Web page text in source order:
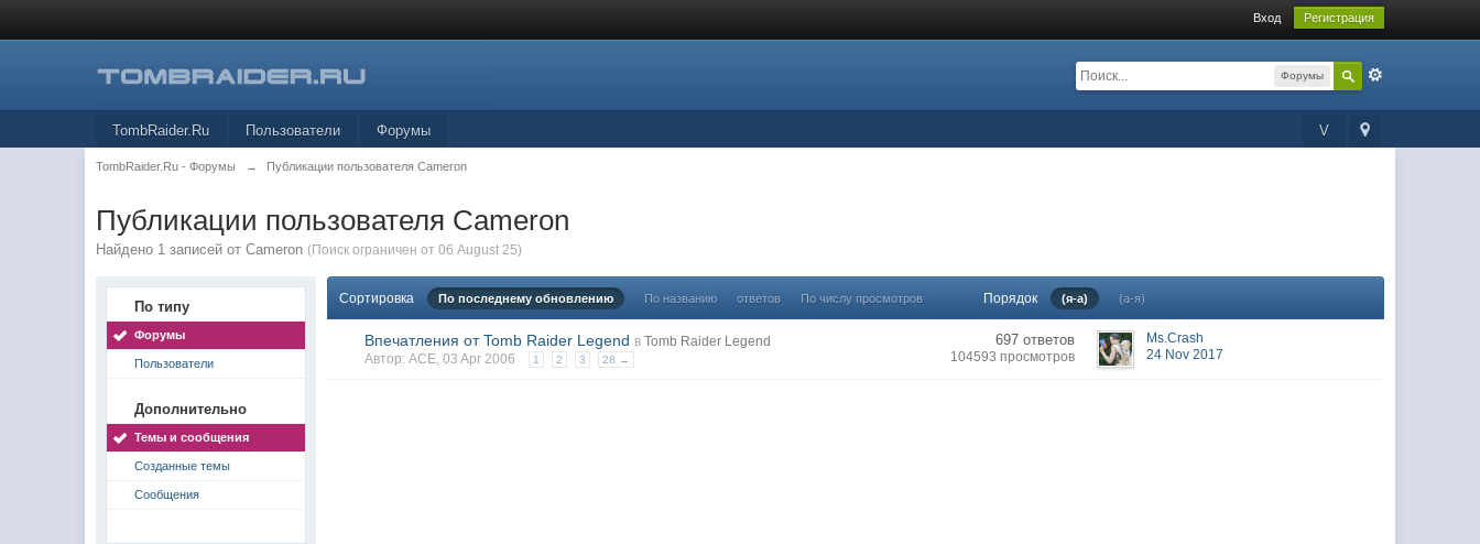
Вход Регистрация
Форумы
V
TombRaider.Ru Пользователи Форумы
TombRaider.Ru - Форумы → Публикации пользователя Cameron
Публикации пользователя Cameron
Найдено 1 записей от Cameron (Поиск ограничен от 06 August 25)
По типу
Форумы
Пользователи
Дополнительно
Темы и сообщения
Созданные темы
Сообщения
Сортировка По последнему обновлению По названию ответов По числу просмотров Порядок (я-а) (а-я)
Впечатления от Tomb Raider Legend вTomb Raider Legend
Автор:ACE, 03 Apr 2006 1 2 3 28 →
697 ответов
104593 просмотров
Ms.Crash
24 Nov 2017